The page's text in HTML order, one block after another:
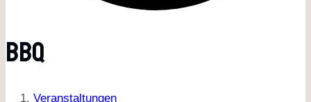
BBQ
Veranstaltungen